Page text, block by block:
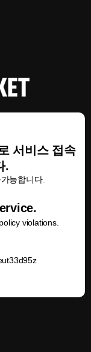
서비스 접속
.
능합니다.
violations.